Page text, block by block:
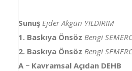
Sunuş Ejder Akgün YILDIRIM
1. Baskıya Önsöz Bengi
2. Baskıya Önsöz Bengi
A − Kavramsal Açıdan DEHB